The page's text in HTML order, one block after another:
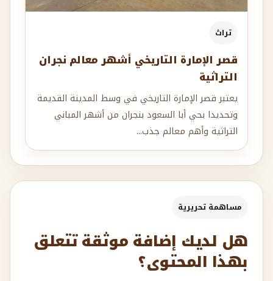
تراث
قصر الإمارة التاريخي أشهر معالم نجران
التراثية
يعتبر قصر الإمارة التاريخي في وسط المدينة القديمة
وتحديدا بحي أبا السعود بنجران من أشهر المباني
التراثية وأهم معالم جذب...
مساهمة تحريرية
هل لديك إضافة موثقة تتعلق
بهذا المحتوى؟